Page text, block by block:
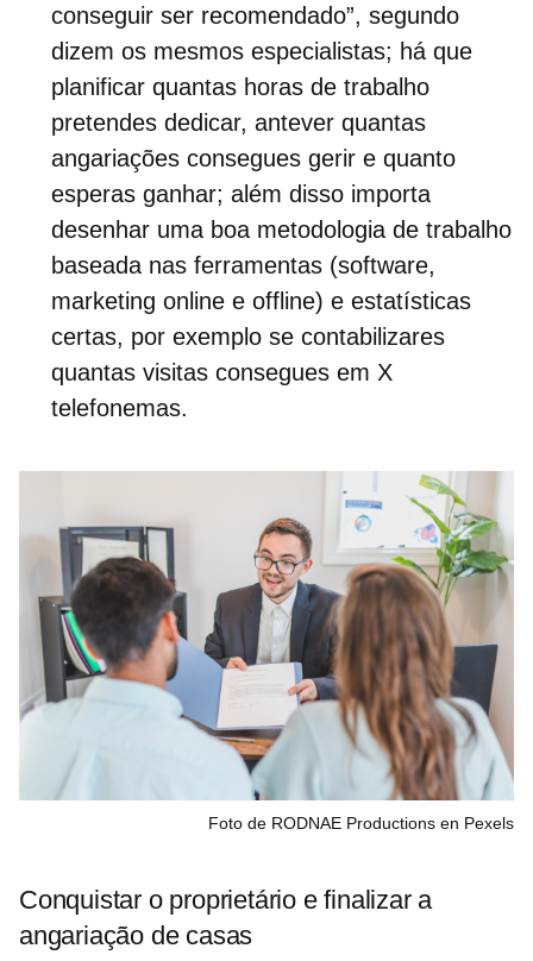
conseguir ser recomendado”, segundo
dizem os mesmos especialistas; há que
planificar quantas horas de trabalho
pretendes dedicar, antever quantas
angariações consegues gerir e quanto
esperas ganhar; além disso importa
desenhar uma boa metodologia de trabalho
baseada nas ferramentas (software,
marketing online e offline) e estatísticas
certas, por exemplo se contabilizares
quantas visitas consegues em X
telefonemas.
Foto de RODNAE Productions en Pexels
Conquistar o proprietário e finalizar a
angariação de casas